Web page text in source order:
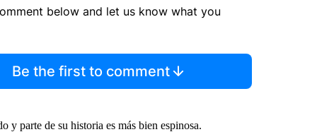
below and let us know what you
Be the first to comment
y parte de su historia es más bien espinosa.